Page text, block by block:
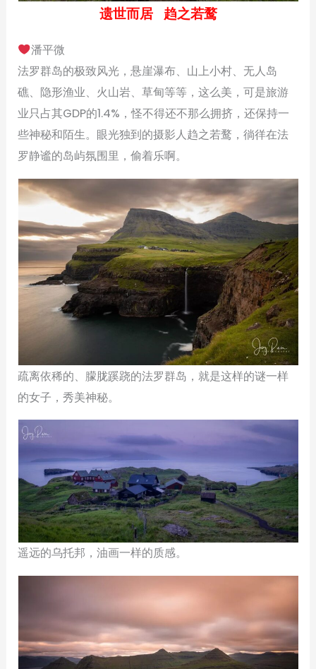
遗世而居 趋之若鹜
潘平微
法罗群岛的极致风光，悬崖瀑布、山上小村、无人岛
礁、隐形渔业、火山岩、草甸等等，这么美，可是旅游
业只占其GDP的1.4%，怪不得还不那么拥挤，还保持一
些神秘和陌生。眼光独到的摄影人趋之若鹜，徜徉在法
罗静谧的岛屿氛围里，偷着乐啊。
疏离依稀的、朦胧蹊跷的法罗群岛，就是这样的谜一样
的女子，秀美神秘。
遥远的乌托邦，油画一样的质感。